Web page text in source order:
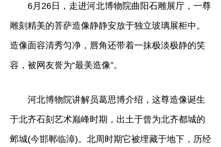
6月26日，走进河北博物院曲阳石雕展厅，一尊
雕刻精美的菩萨造像静静安放于独立玻璃展柜中。
造像面容清秀匀净，唇角还带着一抹极淡极静的笑
容，被网友誉为“最美造像”。
河北博物院讲解员葛思博介绍，这尊造像诞生
于北齐石刻艺术巅峰时期，出土于曾为北齐都城的
邺城(今邯郸临漳)。北周时期它被埋藏于地下，历经